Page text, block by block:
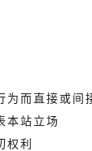
为而直接或间
本站立场
权利